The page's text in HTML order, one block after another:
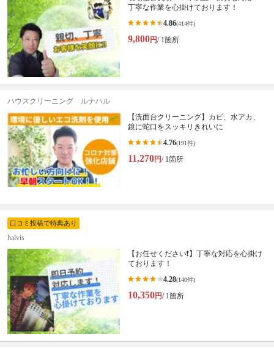
丁寧な作業を心掛けております！
4.86(414件)
9,800円/ 1箇所
ハウスクリーニング ルナハル
【洗面台クリーニング】カビ、水アカ、
鏡に蛇口をスッキリきれいに
4.76(191件)
11,270円/ 1箇所
口コミ投稿で特典あり
halvis
【お任せください❗️】丁寧な対応を心掛け
ております！
4.28(140件)
10,350円/ 1箇所